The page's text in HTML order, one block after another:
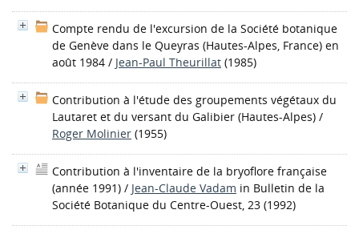
Compte rendu de l'excursion de la Société botanique
de Genève dans le Queyras (Hautes-Alpes, France) en
août 1984 / Jean-Paul Theurillat (1985)
Contribution à l'étude des groupements végétaux du
Lautaret et du versant du Galibier (Hautes-Alpes) /
Roger Molinier (1955)
Contribution à l'inventaire de la bryoflore française
(année 1991) / Jean-Claude Vadam in Bulletin de la
Société Botanique du Centre-Ouest, 23 (1992)